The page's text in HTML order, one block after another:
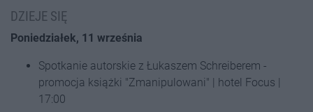
DZIEJE SIĘ
Poniedziałek, 11 września
Spotkanie autorskie z Łukaszem Schreiberem -
promocja książki "Zmanipulowani" | hotel Focus |
17:00